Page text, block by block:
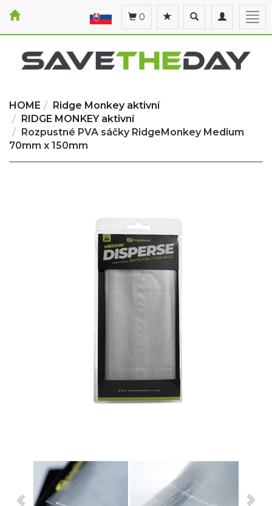
Toggle
navigation
Toggle
search
0
HOME
Ridge Monkey aktivní
RIDGE MONKEY aktivní
Rozpustné PVA sáčky RidgeMonkey Medium
70mm x 150mm